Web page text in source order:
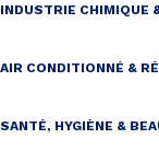
INDUSTRIE CHIMIQUE
AIR CONDITIONNÉ &
SANTÉ, HYGIÈNE &